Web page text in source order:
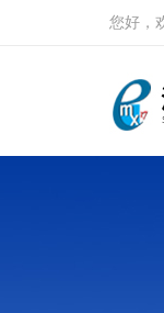
您好，